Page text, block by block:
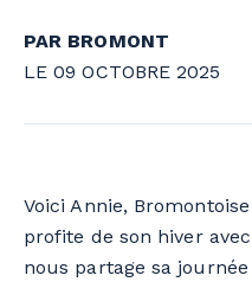
PAR BROMONT
LE 09 OCTOBRE 2025
Voici Annie,
profite de son hiver
nous partage sa